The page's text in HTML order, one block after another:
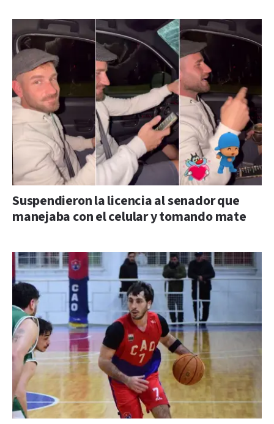
Suspendieron la licencia al senador que
manejaba con el celular y tomando mate